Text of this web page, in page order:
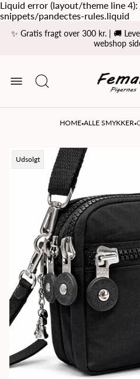
Liquid error (layout/theme line
snippets/pandectes-rules.liquid
✨ Gratis fragt over 300 kr. | 🚚
webshop
HOME·ALLE SMYKKER·
Product
Udsolgt